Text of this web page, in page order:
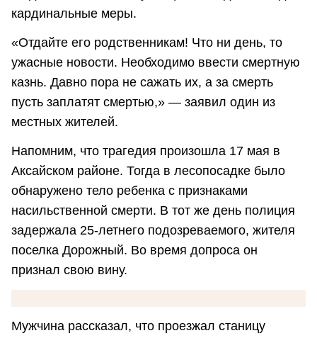
кардинальные меры.
«Отдайте его родственникам! Что ни день, то
ужасные новости. Необходимо ввести смертную
казнь. Давно пора не сажать их, а за смерть
пусть заплатят смертью,» — заявил один из
местных жителей.
Напомним, что трагедия произошла 17 мая в
Аксайском районе. Тогда в лесопосадке было
обнаружено тело ребенка с признаками
насильственной смерти. В тот же день полиция
задержала 25-летнего подозреваемого, жителя
поселка Дорожный. Во время допроса он
признал свою вину.
Мужчина рассказал, что проезжал станицу